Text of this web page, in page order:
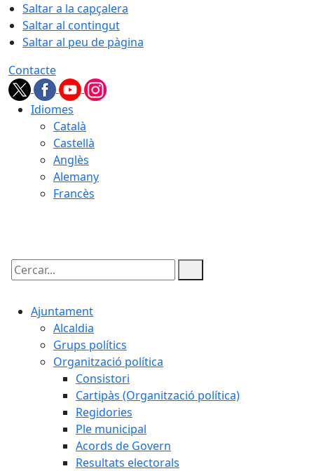
Saltar a la capçalera
Saltar al contingut
Saltar al peu de pàgina
Contacte
Idiomes
Català
Castellà
Anglès
Alemany
Francès
Cercar:
Ajuntament
Alcaldia
Grups polítics
Organització política
Consistori
Cartipàs (Organització política)
Regidories
Ple municipal
Acords de Govern
Resultats electorals